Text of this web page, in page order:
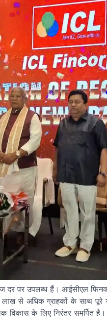
दर पर उपलब्ध हैं। आईसीएल
से अधिक ग्राहकों के साथ पूरे
विकास के लिए निरंतर समर्पित